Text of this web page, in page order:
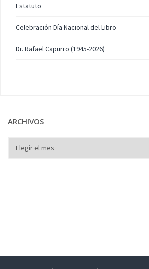
Estatuto
Celebración Día Nacional del Libro
Dr. Rafael Capurro (1945-2026)
ARCHIVOS